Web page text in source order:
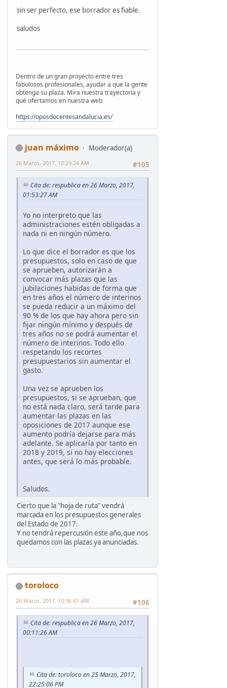
sin ser perfecto, ese borrador es fiable.
saludos
Dentro de un gran proyecto entre tres
fabulosos profesionales, ayudar a que la gente
obtenga su plaza. Mira nuestra trayectoria y
qué ofertamos en nuestra web
https://oposdocentesandalucia.es/
juan máximo
Moderador(a)
#105
26 Marzo, 2017, 10:29:24 AM
Cita de: respublica en 26 Marzo, 2017,
01:53:27 AM
Yo no interpreto que las
administraciones estén obligadas a
nada ni en ningún número.
Lo que dice el borrador es que los
presupuestos, solo en caso de que
se aprueben, autorizarán a
convocar más plazas que las
jubilaciones habidas de forma que
en tres años el número de interinos
se pueda reducir a un máximo del
90 % de los que hay ahora pero sin
fijar ningún mínimo y después de
tres años no se podrá aumentar el
número de interinos. Todo ello
respetando los recortes
presupuestarios sin aumentar el
gasto.
Una vez se aprueben los
presupuestos, si se aprueban, que
no está nada claro, será tarde para
aumentar las plazas en las
oposiciones de 2017 aunque ese
aumento podría dejarse para más
adelante. Se aplicaría por tanto en
2018 y 2019, si no hay elecciones
antes, que será lo más probable.
Saludos.
Cierto que la "hoja de ruta" vendrá
marcada en los presupuestos generales
del Estado de 2017.
Y no tendrá repercusión este año,que nos
quedamos con las plazas ya anunciadas.
toroloco
#106
26 Marzo, 2017, 10:36:41 AM
Cita de: respublica en 26 Marzo, 2017,
00:11:26 AM
Cita de: toroloco en 25 Marzo, 2017,
22:25:06 PM